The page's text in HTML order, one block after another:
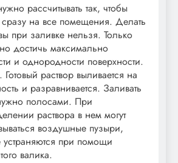
рассчитывать так, чтобы
сразу на все помещения. Делать
при заливке нельзя. Только
достичь максимально
и однородности поверхности.
раствор выливается на
и разравнивается. Заливать
полосами. При
раствора в нем могут
воздушные пузыри,
устраняются при помощи
валика.